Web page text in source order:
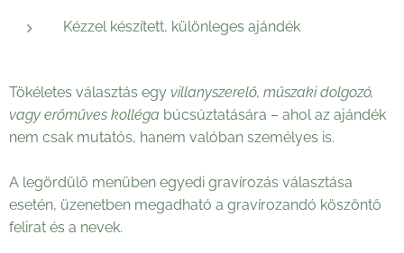
Kézzel készített, különleges ajándék
Tökéletes választás egy villanyszerelő, műszaki dolgozó,
vagy erőműves kolléga búcsúztatására – ahol az ajándék
nem csak mutatós, hanem valóban személyes is.
A legördülő menüben egyedi gravírozás választása
esetén, üzenetben megadható a gravírozandó köszöntő
felirat és a nevek.